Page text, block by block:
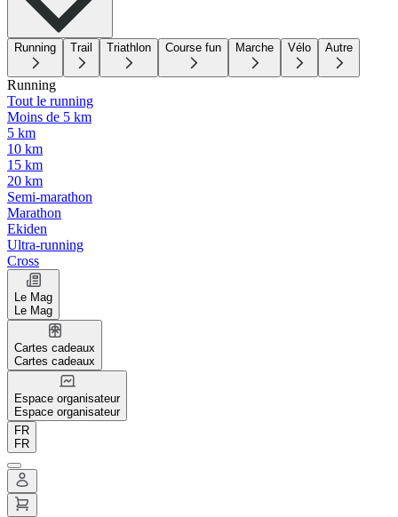
Running Trail Triathlon Course fun Marche Vélo Autre
Running
Tout le running
Moins de 5 km
5 km
10 km
15 km
20 km
Semi-marathon
Marathon
Ekiden
Ultra-running
Cross
Le Mag
Le Mag
Cartes cadeaux
Cartes cadeaux
Espace organisateur
Espace organisateur
FR
FR